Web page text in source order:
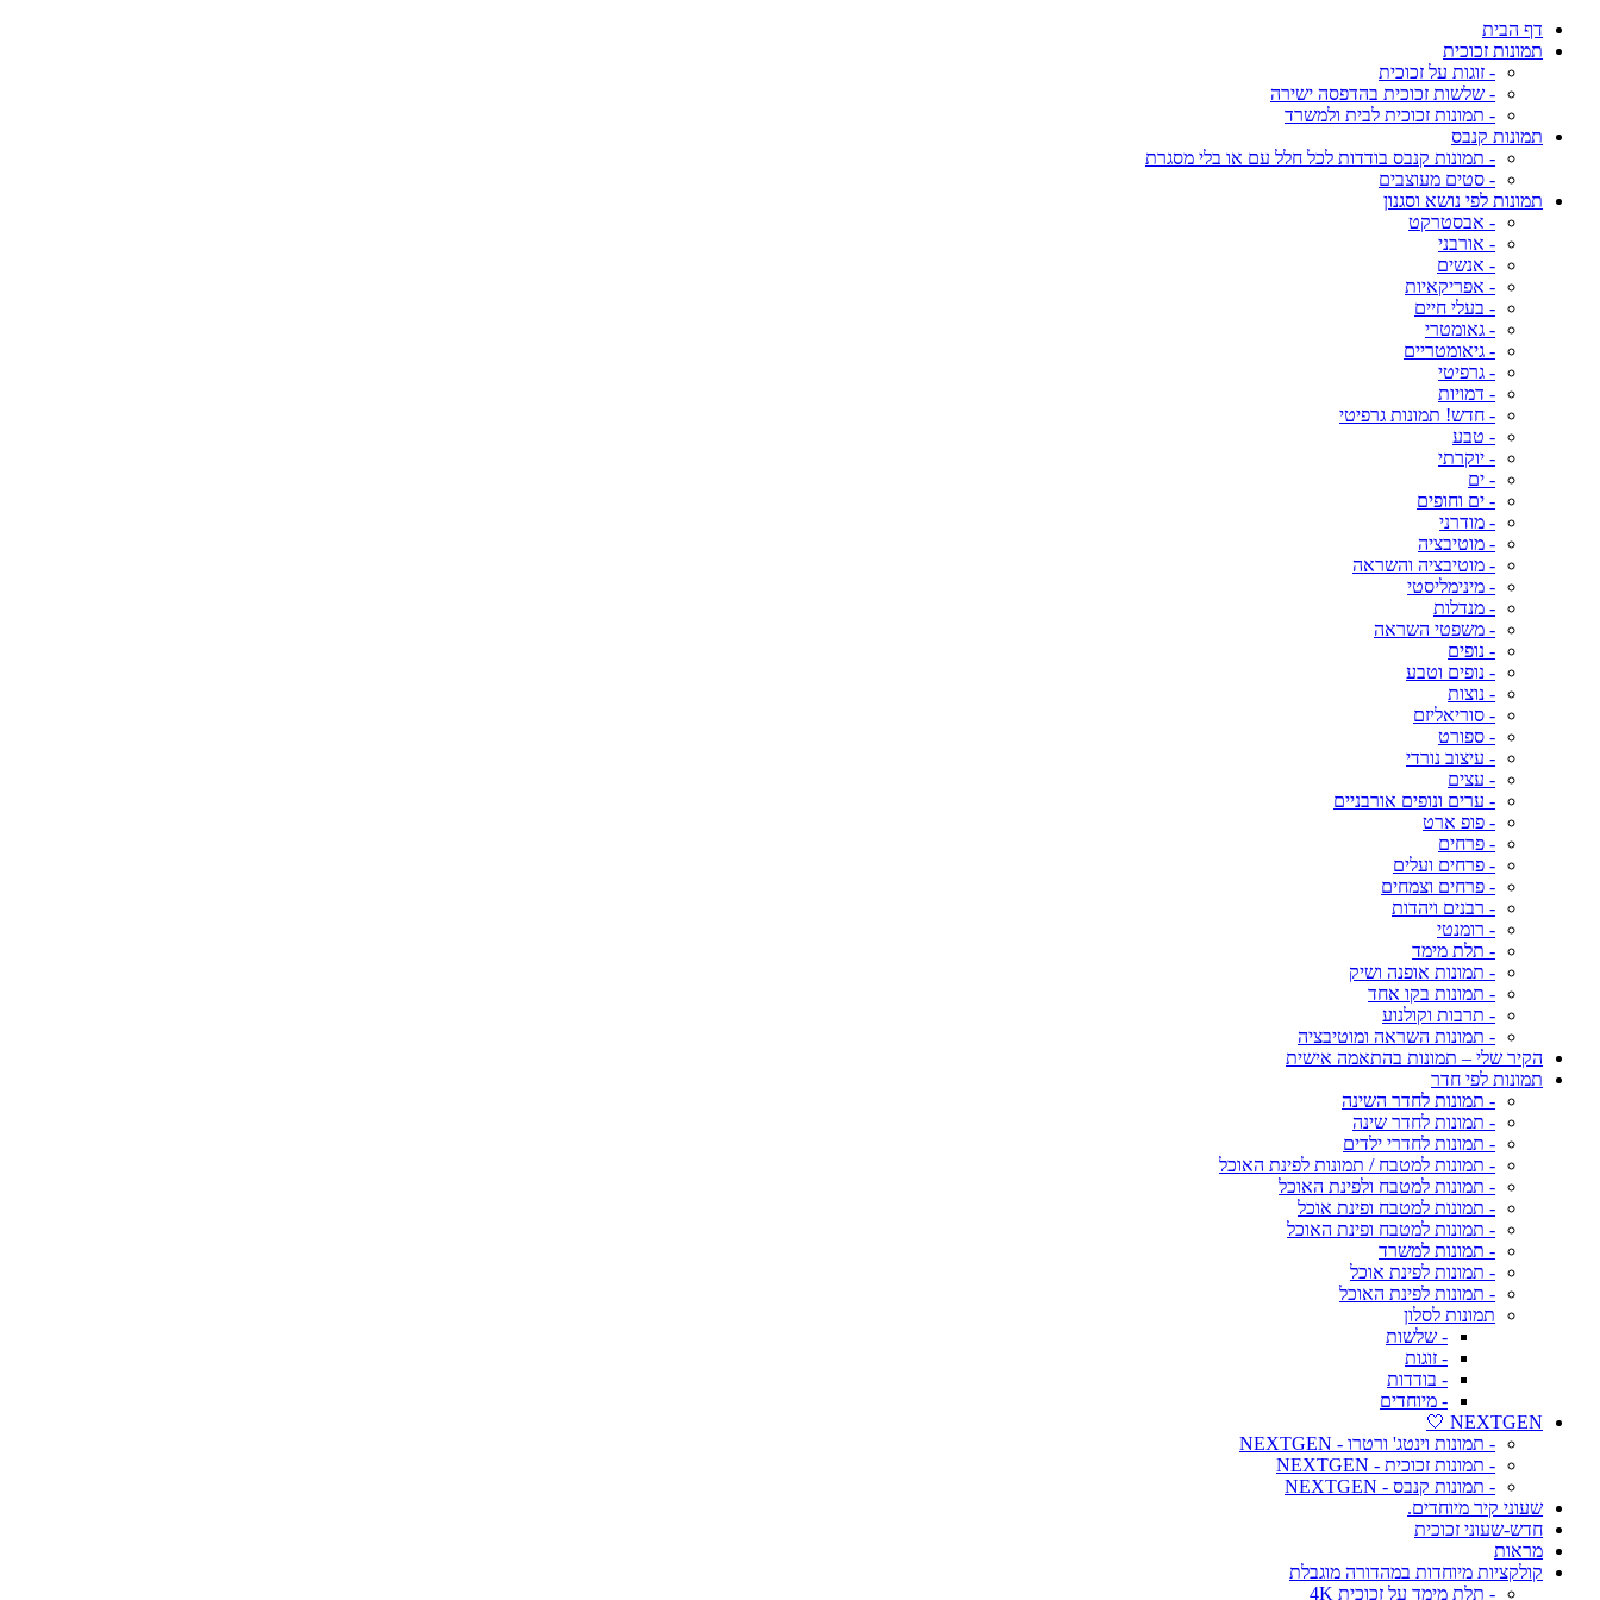
דף הבית
תמונות זכוכית
- זוגות על זכוכית
- שלשות זכוכית בהדפסה ישירה
- תמונות זכוכית לבית ולמשרד
תמונות קנבס
- תמונות קנבס בודדות לכל חלל עם או בלי מסגרת
- סטים מעוצבים
תמונות לפי נושא וסגנון
- אבסטרקט
- אורבני
- אנשים
- אפריקאיות
- בעלי חיים
- גאומטרי
- גיאומטריים
- גרפיטי
- דמויות
- חדש! תמונות גרפיטי
- טבע
- יוקרתי
- ים
- ים וחופים
- מודרני
- מוטיבציה
- מוטיבציה והשראה
- מינימליסטי
- מנדלות
- משפטי השראה
- נופים
- נופים וטבע
- נוצות
- סוריאליזם
- ספורט
- עיצוב נורדי
- עצים
- ערים ונופים אורבניים
- פופ ארט
- פרחים
- פרחים ועלים
- פרחים וצמחים
- רבנים ויהדות
- רומנטי
- תלת מימד
- תמונות אופנה ושיק
- תמונות בקו אחד
- תרבות וקולנוע
- תמונות השראה ומוטיבציה
הקיר שלי – תמונות בהתאמה אישית
תמונות לפי חדר
- תמונות לחדר השינה
- תמונות לחדר שינה
- תמונות לחדרי ילדים
- תמונות למטבח / תמונות לפינת האוכל
- תמונות למטבח ולפינת האוכל
- תמונות למטבח ופינת אוכל
- תמונות למטבח ופינת האוכל
- תמונות למשרד
- תמונות לפינת אוכל
- תמונות לפינת האוכל
תמונות לסלון
- שלשות
- זוגות
- בודדות
- מיוחדים
NEXTGEN 🤍
- תמונות וינטג' ורטרו - NEXTGEN
- תמונות זכוכית - NEXTGEN
- תמונות קנבס - NEXTGEN
שעוני קיר מיוחדים.
חדש-שעוני זכוכית
מראות
קולקציות מיוחדות במהדורה מוגבלת
- תלת מימד על זכוכית 4K